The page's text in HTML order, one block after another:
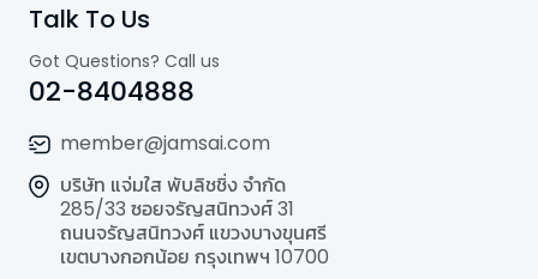
Talk To Us
Got Questions? Call us
02-8404888
member@jamsai.com
บริษัท แจ่มใส พับลิชชิ่ง จำกัด
285/33 ซอยจรัญสนิทวงศ์ 31
ถนนจรัญสนิทวงศ์ แขวงบางขุนศรี
เขตบางกอกน้อย กรุงเทพฯ 10700